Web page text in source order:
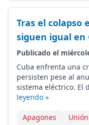
Tras el colapso
siguen igual en
Publicado el
Cuba enfrenta una
persisten pese al
sistema eléctrico. El
leyendo »
Apagones